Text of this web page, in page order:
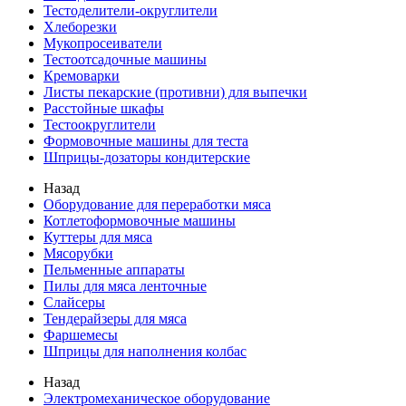
Тестоделители-округлители
Хлеборезки
Мукопросеиватели
Тестоотсадочные машины
Кремоварки
Листы пекарские (противни) для выпечки
Расстойные шкафы
Тестоокруглители
Формовочные машины для теста
Шприцы-дозаторы кондитерские
Назад
Оборудование для переработки мяса
Котлетоформовочные машины
Куттеры для мяса
Мясорубки
Пельменные аппараты
Пилы для мяса ленточные
Слайсеры
Тендерайзеры для мяса
Фаршемесы
Шприцы для наполнения колбас
Назад
Электромеханическое оборудование